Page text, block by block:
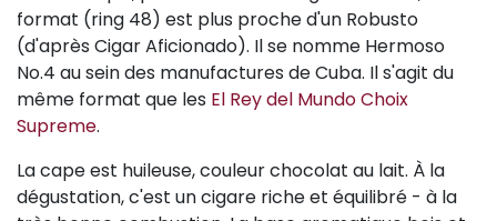
format (ring 48) est plus proche d'un Robusto
(d'après Cigar Aficionado). Il se nomme Hermoso
No.4 au sein des manufactures de Cuba. Il s'agit du
même format que les El Rey del Mundo Choix
Supreme.
La cape est huileuse, couleur chocolat au lait. À la
dégustation, c'est un cigare riche et équilibré - à la